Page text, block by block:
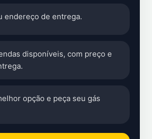
endereço de entrega.
disponíveis, com preço e
opção e peça seu gás